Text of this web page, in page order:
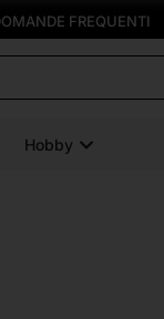
FREQUENTI
Hobby